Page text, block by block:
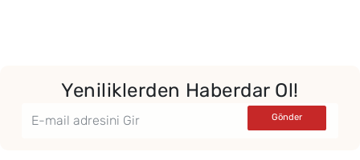
Yeniliklerden Haberdar Ol!